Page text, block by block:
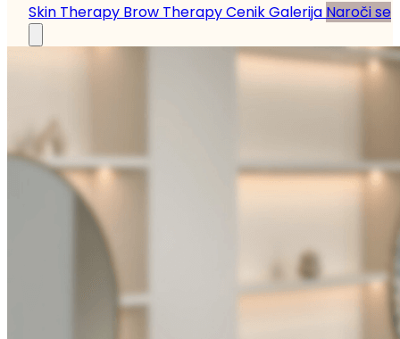
Skin Therapy Brow TherapyCenikGalerija Naroči se